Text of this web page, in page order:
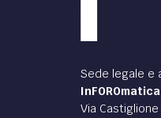
Sede legale e
Via